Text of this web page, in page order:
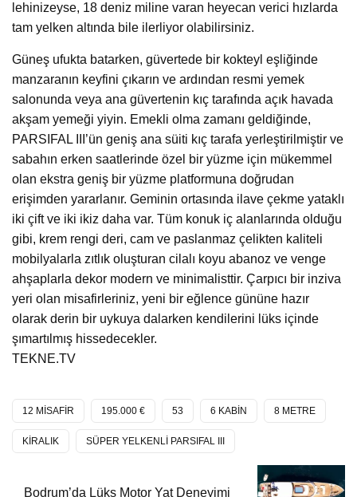
lehinizeyse, 18 deniz miline varan heyecan verici hızlarda
tam yelken altında bile ilerliyor olabilirsiniz.
Güneş ufukta batarken, güvertede bir kokteyl eşliğinde
manzaranın keyfini çıkarın ve ardından resmi yemek
salonunda veya ana güvertenin kıç tarafında açık havada
akşam yemeği yiyin. Emekli olma zamanı geldiğinde,
PARSIFAL III’ün geniş ana süiti kıç tarafa yerleştirilmiştir ve
sabahın erken saatlerinde özel bir yüzme için mükemmel
olan ekstra geniş bir yüzme platformuna doğrudan
erişimden yararlanır. Geminin ortasında ilave çekme yataklı
iki çift ve iki ikiz daha var. Tüm konuk iç alanlarında olduğu
gibi, krem ​​rengi deri, cam ve paslanmaz çelikten kaliteli
mobilyalarla zıtlık oluşturan cilalı koyu abanoz ve venge
ahşaplarla dekor modern ve minimalisttir. Çarpıcı bir inziva
yeri olan misafirleriniz, yeni bir eğlence gününe hazır
olarak derin bir uykuya dalarken kendilerini lüks içinde
şımartılmış hissedecekler.
TEKNE.TV
12 MİSAFİR 195.000 € 53 6 KABİN 8 METRE
KİRALIK SÜPER YELKENLİ PARSIFAL III
Bodrum’da Lüks Motor Yat Deneyimi